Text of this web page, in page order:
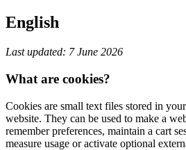
English
Last updated: 7 June 2026
What are cookies?
Cookies are small text files stored in
website. They can be used to make a
remember preferences, maintain a cart
measure usage or activate optional